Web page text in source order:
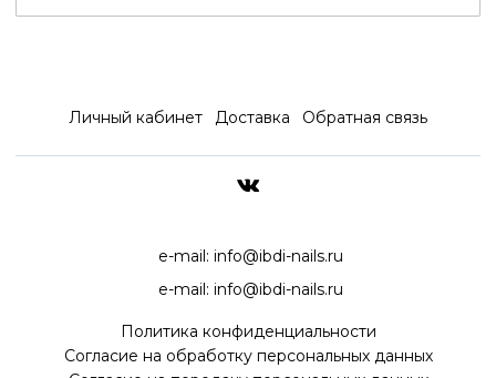
Личный кабинет Доставка Обратная связь
e-mail: info@ibdi-nails.ru
e-mail: info@ibdi-nails.ru
Политика конфиденциальности
Согласие на обработку персональных данных